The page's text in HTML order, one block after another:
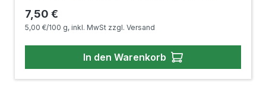
Regulärer Preis:
7,50 €
5,00 €/100 g, inkl. MwSt zzgl. Versand
In den Warenkorb